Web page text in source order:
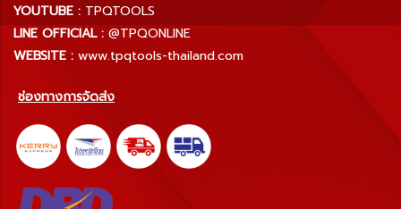
YOUTUBE : TPQTOOLS
LINE OFFICIAL : @TPQONLINE
WEBSITE : www.tpqtools-thailand.com
ช่องทางการจัดส่ง